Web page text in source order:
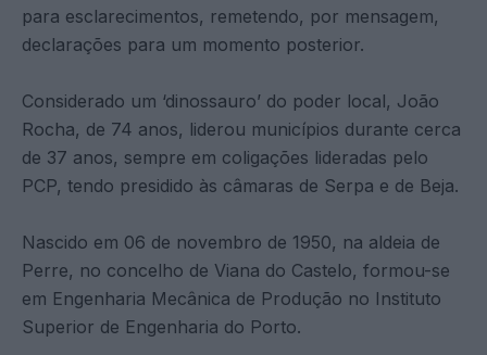
para esclarecimentos, remetendo, por mensagem,
declarações para um momento posterior.
Considerado um ‘dinossauro’ do poder local, João
Rocha, de 74 anos, liderou municípios durante cerca
de 37 anos, sempre em coligações lideradas pelo
PCP, tendo presidido às câmaras de Serpa e de Beja.
Nascido em 06 de novembro de 1950, na aldeia de
Perre, no concelho de Viana do Castelo, formou-se
em Engenharia Mecânica de Produção no Instituto
Superior de Engenharia do Porto.